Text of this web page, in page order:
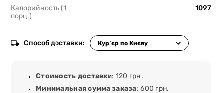
Калорийность (1
порц.)
1097
Способ доставки:
Стоимость доставки: 120 грн.
Минимальная сумма заказа: 600 грн.